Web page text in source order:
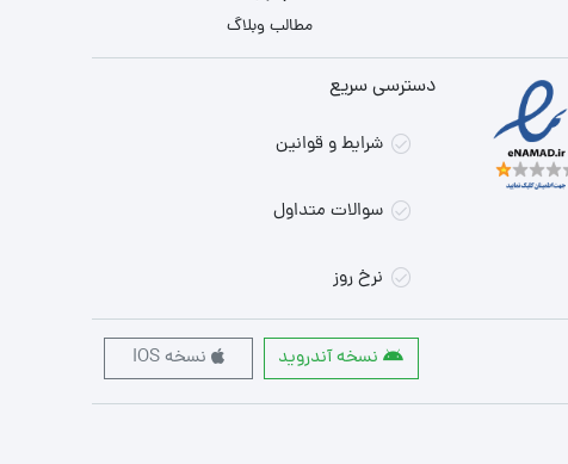
مطالب وبلاگ
دسترسی سریع
شرایط و قوانین
سوالات متداول
نرخ روز
نسخه آندروید نسخه IOS